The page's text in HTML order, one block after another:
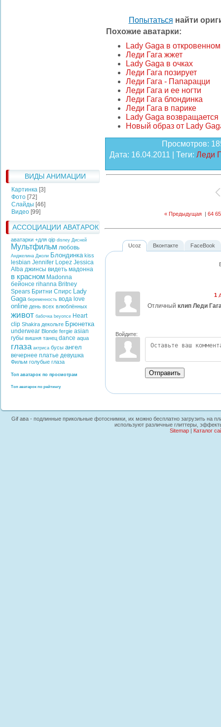
ВИДЫ АНИМАЦИИ
Картинка [3]
Фото [72]
Слайды [46]
Видео [99]
АССОЦИАЦИИ АВАТАРОК
аватарки +для qip disney Дисней
Мультфильм любовь
Анджелина Джоли Блондинка kiss
lesbian Jennifer Lopez Jessica
Alba джинсы видеть мадонна
в красном Madonna
бейонсе rihanna Britney
Spears Бритни Спирс Lady
Gaga беременность вода love
online день всех влюблённых
живот бабочка beyonce Heart
clip Shakira декольте Брюнетка
underwear Blonde fergie asian
губы вишня танец dance aqua
глаза актриса бусы ангел
вечернее платье девушка
Фильм голубые глаза
Топ аватарок по просмотрам
Топ аватарок по рейтингу
Попытаться найти
Похожие аватарки:
Lady Gaga в откровенном
Леди Гага жжет
Lady Gaga в очках
Леди Гага позирует
Леди Гага - Папарацци
Леди Гага и ее ногти
Леди Гага блондинка
Леди Гага в парике
Lady Gaga
Новый образ от Lady
Просмотров:
Дата: 16.04.2011 | Теги: Леди
« Предыдущая | 64 65
Ucoz
1
Отличный клип Леди
Войдите:
Отправить
Вконтакте FaceBook
Gif ава - подлинные прикольные фотоснимки, их можно бесплатно загрузить на
используют различные глиттеры,
Sitemap| Каталог